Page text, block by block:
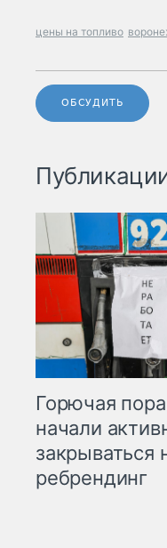
цены на топливо
ОБСУДИТЬ
Горючая
начали
закрываться
ребрендинг